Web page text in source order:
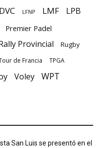
LFNP LMF LPB
Premier Padel
Provincial Rugby
de Francia TPGA
Voley WPT
San Luis se presentó en el